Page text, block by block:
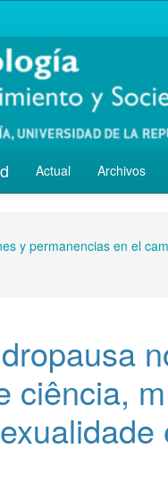
Actual Archivos
y permanencias en el
ciência,